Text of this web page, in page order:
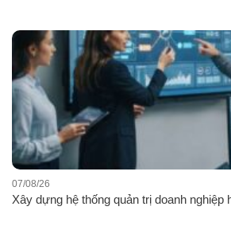
Xây dựng hệ thống quản trị doanh nghiệp
07/08/26